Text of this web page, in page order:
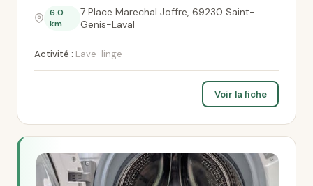
6.0
km
7 Place Marechal Joffre, 69230 Saint-
Genis-Laval
Activité : Lave-linge
Voir la fiche